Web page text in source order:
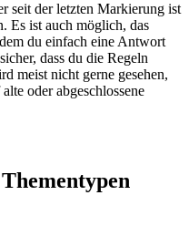
seit der letzten Markierung ist
Es ist auch möglich, das
du einfach eine Antwort
dass du die Regeln
meist nicht gerne gesehen,
oder abgeschlossene